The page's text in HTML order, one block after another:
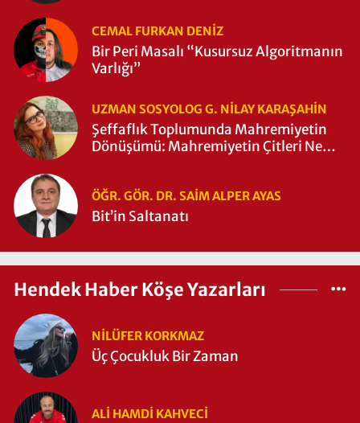
CEMAL FURKAN DENİZ
Bir Peri Masalı “Kusursuz Algoritmanın
Varlığı”
UZMAN SOSYOLOG G. NILAY KARAŞAHİN
Şeffaflık Toplumunda Mahremiyetin
Dönüşümü: Mahremiyetin Çitleri Ne
ÖĞR. GÖR. DR. SAIM ALPER AYAS
Bit’in Saltanatı
Hendek Haber Köşe Yazarları
NILÜFER KORKMAZ
Üç Çocukluk Bir Zaman
ALI HAMDI KAHVECİ